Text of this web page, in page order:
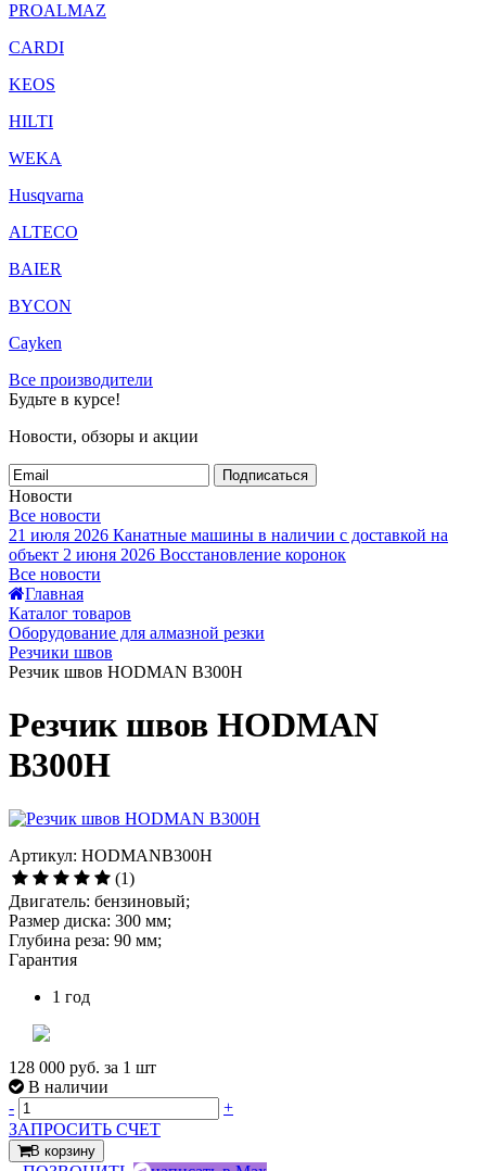
PROALMAZ
CARDI
KEOS
HILTI
WEKA
Husqvarna
ALTECO
BAIER
BYCON
Cayken
Все производители
Будьте в курсе!
Новости, обзоры и акции
Подписаться
Новости
Все новости
21 июля 2026 Канатные машины в наличии с доставкой на
объект 2 июня 2026 Восстановление коронок
Все новости
Главная
Каталог товаров
Оборудование для алмазной резки
Резчики швов
Резчик швов HODMAN B300H
Резчик швов HODMAN
B300H
Артикул: HODMANB300H
(1)
Двигатель: бензиновый;
Размер диска: 300 мм;
Глубина реза: 90 мм;
Гарантия
1 год
128 000 руб. за 1 шт
В наличии
-
+
ЗАПРОСИТЬ СЧЕТ
В корзину